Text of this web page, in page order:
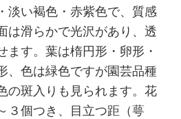
淡い褐色・赤紫色で、質感
は滑らかで光沢があり、透
ます。葉は楕円形・卵形・
、色は緑色ですが園芸品種
の斑入りも見られます。花
３個つき、目立つ距（萼